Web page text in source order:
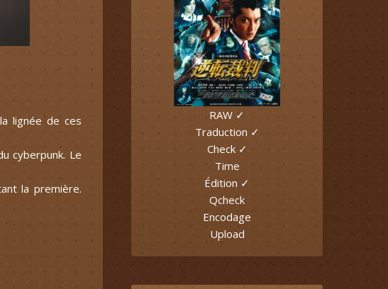
lignée de ces
cyberpunk. Le
la première.
RAW ✓
Traduction ✓
Check ✓
Time
Édition ✓
Qcheck
Encodage
Upload